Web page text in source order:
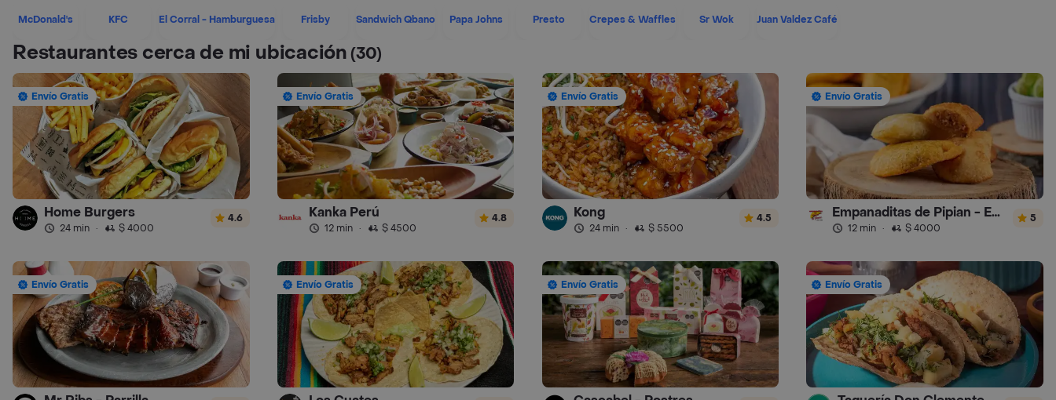
McDonald's KFC El Corral - Hamburguesa Frisby Sandwich Qbano Papa Johns Presto Crepes & Waffles Sr Wok Juan Valdez Café
Restaurantes cerca de mi ubicación(30)
Envío Gratis
Home Burgers
24 min · $ 4000
4.6
Envío Gratis
Kanka Perú
12 min · $ 4500
4.8
Envío Gratis
Kong
24 min · $ 5500
4.5
Envío Gratis
Empanaditas de Pipian - Empanadas
12 min · $ 4000
5
Envío Gratis Envío Gratis Envío Gratis Envío Gratis